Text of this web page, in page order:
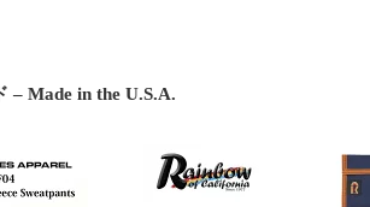
– Made in the U.S.A.